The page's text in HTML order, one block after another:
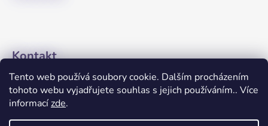
Tento web používá soubory cookie. Dalším procházením
tohoto webu vyjadřujete souhlas s jejich používáním.. Více
informacízde.
Kontakt
+420608274762